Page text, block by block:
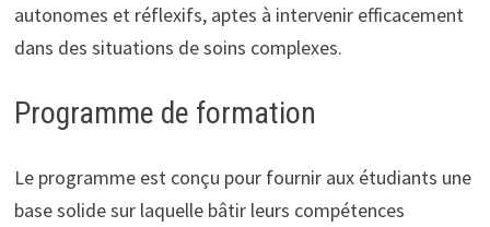
autonomes et réflexifs, aptes à intervenir efficacement
dans des situations de soins complexes.
Programme de formation
Le programme est conçu pour fournir aux étudiants une
base solide sur laquelle bâtir leurs compétences